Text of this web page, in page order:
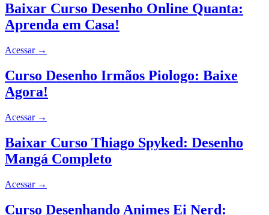
Baixar Curso Desenho Online Quanta:
Aprenda em Casa!
Acessar →
Curso Desenho Irmãos Piologo: Baixe
Agora!
Acessar →
Baixar Curso Thiago Spyked: Desenho
Mangá Completo
Acessar →
Curso Desenhando Animes Ei Nerd: